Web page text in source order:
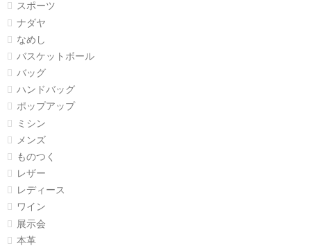
スポーツ
ナダヤ
なめし
バスケットボール
バッグ
ハンドバッグ
ポップアップ
ミシン
メンズ
ものつく
レザー
レディース
ワイン
展示会
本革